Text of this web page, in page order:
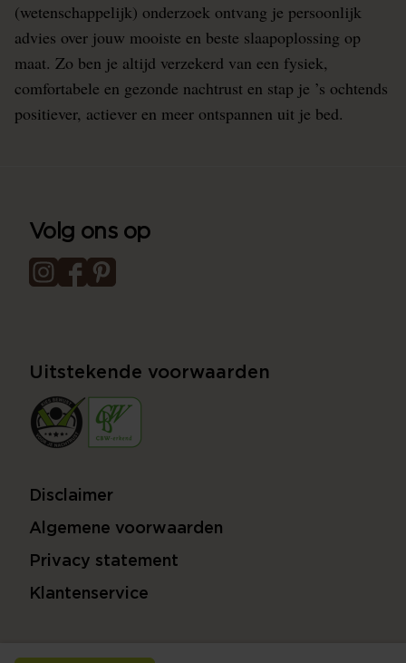
(wetenschappelijk) onderzoek ontvang je persoonlijk
advies over jouw mooiste en beste slaapoplossing op
maat. Zo ben je altijd verzekerd van een fysiek,
comfortabele en gezonde nachtrust en stap je ’s ochtends
positiever, actiever en meer ontspannen uit je bed.
Volg ons op
Uitstekende voorwaarden
Disclaimer
Algemene voorwaarden
Privacy statement
Klantenservice